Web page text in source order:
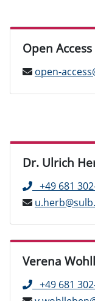
Open Access
open-
Dr. Ulrich
+49 681
Verena
+49 681